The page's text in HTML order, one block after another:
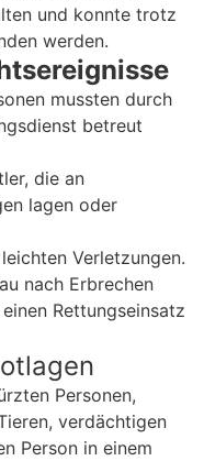
und konnte trotz
werden.
mussten durch
betreut
die an
lagen oder
Verletzungen.
nach Erbrechen
Rettungseinsatz
Personen,
verdächtigen
Person in einem